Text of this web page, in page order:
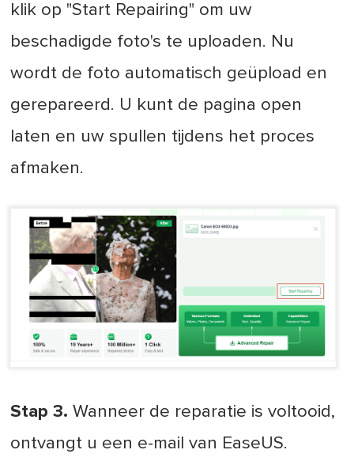
klik op "Start Repairing" om uw
beschadigde foto's te uploaden. Nu
wordt de foto automatisch geüpload en
gerepareerd. U kunt de pagina open
laten en uw spullen tijdens het proces
afmaken.
Stap 3. Wanneer de reparatie is voltooid,
ontvangt u een e-mail van EaseUS.